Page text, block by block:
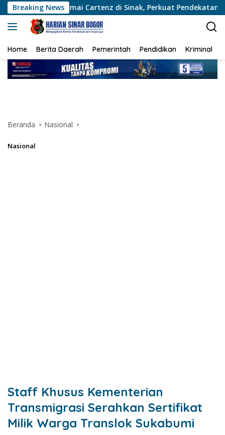
Langsung
ke
konten
Breaking News
Cartenz di Sinak, Perkuat Pendekatan Humanis Bersama
Home Berita Daerah Pemerintah Pendidikan Kriminal
Beranda Nasional
Nasional
Staff Khusus Kementerian
Transmigrasi Serahkan Sertifikat
Milik Warga Translok Sukabumi